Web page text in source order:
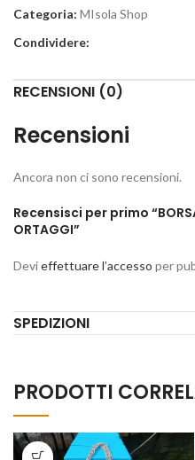
Categoria: MIsola Shop
Condividere:
RECENSIONI (0)
Recensioni
Ancora non ci sono recensioni.
Recensisci per primo
ORTAGGI”
Devieffettuare l’accesso per
SPEDIZIONI
PRODOTTI